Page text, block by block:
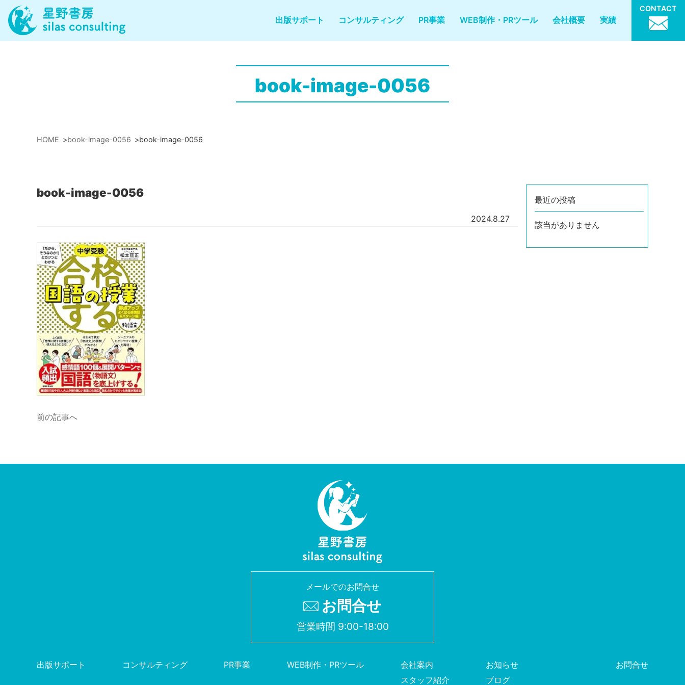
出版サポート コンサルティング PR事業 WEB制作・PRツール 会社概要 実績
CONTACT
book-image-0056
HOME >book-image-0056 >book-image-0056
book-image-0056
2024.8.27
前の記事へ
最近の投稿
該当がありません
メールでのお問合せ
お問合せ
営業時間 9:00-18:00
出版サポート コンサルティング PR事業 WEB制作・PRツール
会社案内
スタッフ紹介
お知らせ
ブログ
お問合せ